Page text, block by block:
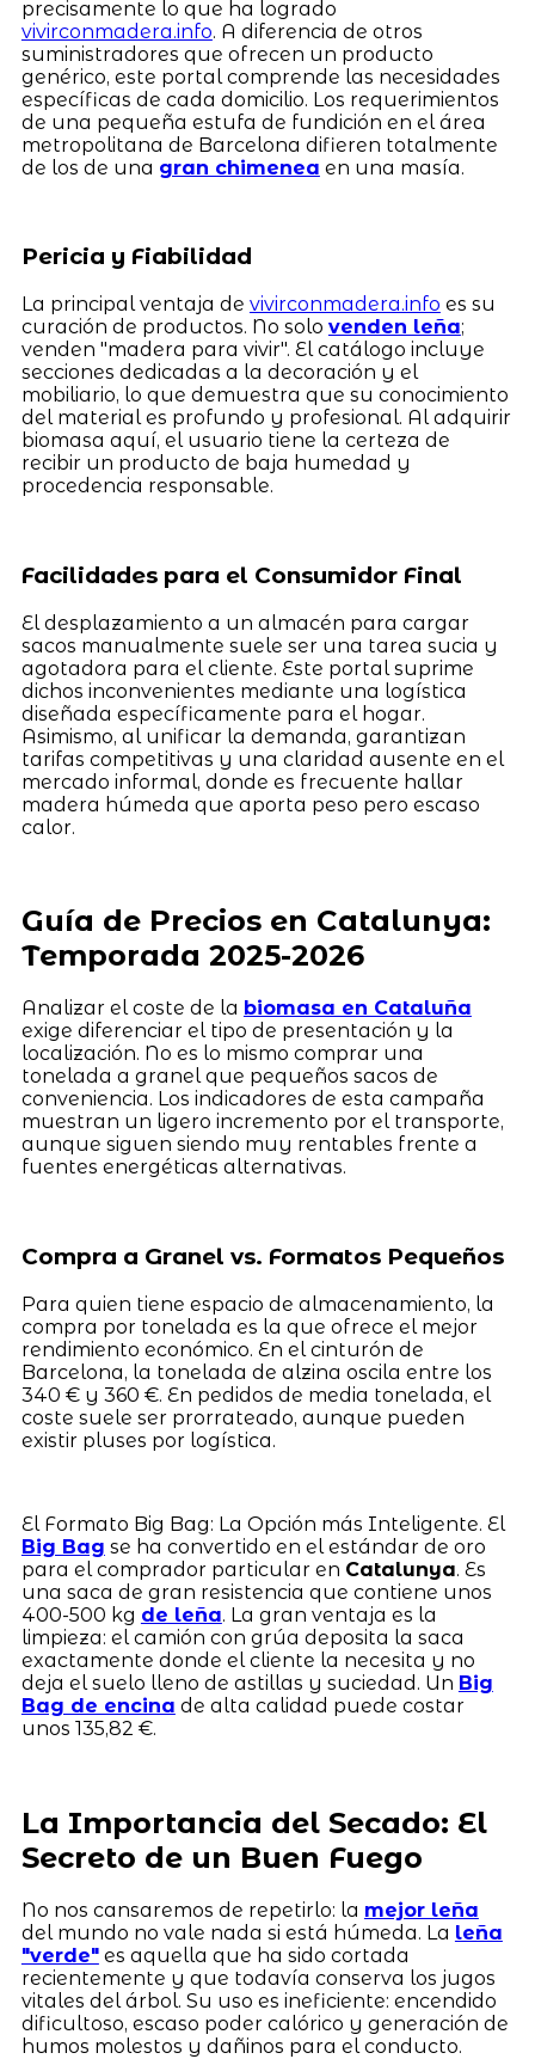
precisamente lo que ha logrado
vivirconmadera.info. A diferencia de otros
suministradores que ofrecen un producto
genérico, este portal comprende las necesidades
específicas de cada domicilio. Los requerimientos
de una pequeña estufa de fundición en el área
metropolitana de Barcelona difieren totalmente
de los de una gran chimenea en una masía.
Pericia y Fiabilidad
La principal ventaja de vivirconmadera.info es su
curación de productos. No solo venden leña;
venden "madera para vivir". El catálogo incluye
secciones dedicadas a la decoración y el
mobiliario, lo que demuestra que su conocimiento
del material es profundo y profesional. Al adquirir
biomasa aquí, el usuario tiene la certeza de
recibir un producto de baja humedad y
procedencia responsable.
Facilidades para el Consumidor Final
El desplazamiento a un almacén para cargar
sacos manualmente suele ser una tarea sucia y
agotadora para el cliente. Este portal suprime
dichos inconvenientes mediante una logística
diseñada específicamente para el hogar.
Asimismo, al unificar la demanda, garantizan
tarifas competitivas y una claridad ausente en el
mercado informal, donde es frecuente hallar
madera húmeda que aporta peso pero escaso
calor.
Guía de Precios en Catalunya:
Temporada 2025-2026
Analizar el coste de la biomasa en Cataluña
exige diferenciar el tipo de presentación y la
localización. No es lo mismo comprar una
tonelada a granel que pequeños sacos de
conveniencia. Los indicadores de esta campaña
muestran un ligero incremento por el transporte,
aunque siguen siendo muy rentables frente a
fuentes energéticas alternativas.
Compra a Granel vs. Formatos Pequeños
Para quien tiene espacio de almacenamiento, la
compra por tonelada es la que ofrece el mejor
rendimiento económico. En el cinturón de
Barcelona, la tonelada de alzina oscila entre los
340 € y 360 €. En pedidos de media tonelada, el
coste suele ser prorrateado, aunque pueden
existir pluses por logística.
El Formato Big Bag: La Opción más Inteligente. El
Big Bag se ha convertido en el estándar de oro
para el comprador particular en Catalunya. Es
una saca de gran resistencia que contiene unos
400-500 kg de leña. La gran ventaja es la
limpieza: el camión con grúa deposita la saca
exactamente donde el cliente la necesita y no
deja el suelo lleno de astillas y suciedad. Un Big
Bag de encina de alta calidad puede costar
unos 135,82 €.
La Importancia del Secado: El
Secreto de un Buen Fuego
No nos cansaremos de repetirlo: la mejor leña
del mundo no vale nada si está húmeda. La leña
"verde"es aquella que ha sido cortada
recientemente y que todavía conserva los jugos
vitales del árbol. Su uso es ineficiente: encendido
dificultoso, escaso poder calórico y generación de
humos molestos y dañinos para el conducto.